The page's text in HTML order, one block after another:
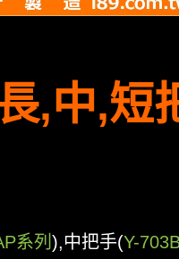
,中,短
系列 ),中把手(Y-